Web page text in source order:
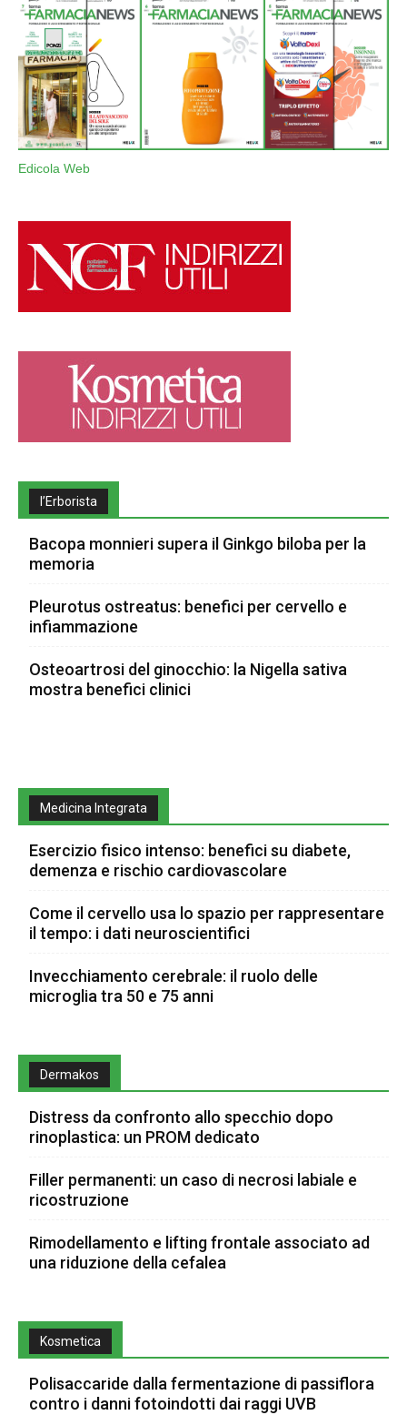
Edicola Web
l’Erborista
Bacopa monnieri supera il Ginkgo biloba per la
memoria
Pleurotus ostreatus: benefici per cervello e
infiammazione
Osteoartrosi del ginocchio: la Nigella sativa
mostra benefici clinici
Medicina Integrata
Esercizio fisico intenso: benefici su diabete,
demenza e rischio cardiovascolare
Come il cervello usa lo spazio per rappresentare
il tempo: i dati neuroscientifici
Invecchiamento cerebrale: il ruolo delle
microglia tra 50 e 75 anni
Dermakos
Distress da confronto allo specchio dopo
rinoplastica: un PROM dedicato
Filler permanenti: un caso di necrosi labiale e
ricostruzione
Rimodellamento e lifting frontale associato ad
una riduzione della cefalea
Kosmetica
Polisaccaride dalla fermentazione di passiflora
contro i danni fotoindotti dai raggi UVB